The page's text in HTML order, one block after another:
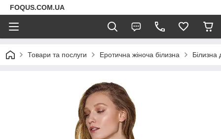
FOQUS.COM.UA
Товари та послуги Еротична жіноча білизна Білизна